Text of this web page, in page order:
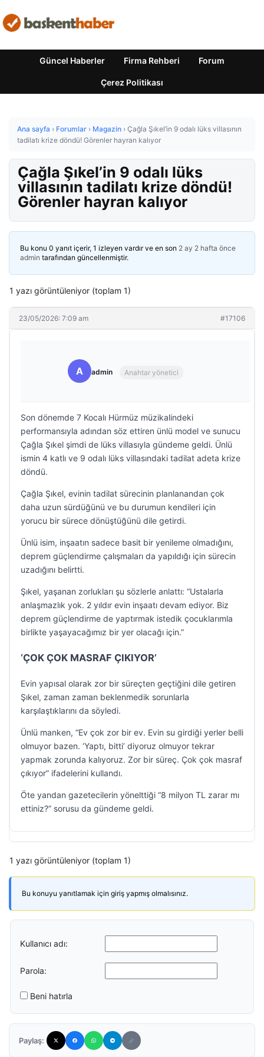
Güncel Haberler Firma Rehberi Forum
Çerez Politikası
Ana sayfa › Forumlar › Magazin › Çağla Şıkel’in 9 odalı lüks villasının
tadilatı krize döndü! Görenler hayran kalıyor
Çağla Şıkel’in 9 odalı lüks
villasının tadilatı krize döndü!
Görenler hayran kalıyor
Bu konu 0 yanıt içerir, 1 izleyen vardır ve en son 2 ay 2 hafta önce
admin tarafından güncellenmiştir.
1 yazı görüntüleniyor (toplam 1)
23/05/2026: 7:09 am #17106
A admin Anahtar yönetici
Son dönemde 7 Kocalı Hürmüz müzikalindeki
performansıyla adından söz ettiren ünlü model ve sunucu
Çağla Şıkel şimdi de lüks villasıyla gündeme geldi. Ünlü
ismin 4 katlı ve 9 odalı lüks villasındaki tadilat adeta krize
döndü.
Çağla Şıkel, evinin tadilat sürecinin planlanandan çok
daha uzun sürdüğünü ve bu durumun kendileri için
yorucu bir sürece dönüştüğünü dile getirdi.
Ünlü isim, inşaatın sadece basit bir yenileme olmadığını,
deprem güçlendirme çalışmaları da yapıldığı için sürecin
uzadığını belirtti.
Şıkel, yaşanan zorlukları şu sözlerle anlattı: “Ustalarla
anlaşmazlık yok. 2 yıldır evin inşaatı devam ediyor. Biz
deprem güçlendirme de yaptırmak istedik çocuklarımla
birlikte yaşayacağımız bir yer olacağı için.”
‘ÇOK ÇOK MASRAF ÇIKIYOR’
Evin yapısal olarak zor bir süreçten geçtiğini dile getiren
Şıkel, zaman zaman beklenmedik sorunlarla
karşılaştıklarını da söyledi.
Ünlü manken, “Ev çok zor bir ev. Evin su girdiği yerler belli
olmuyor bazen. ‘Yaptı, bitti’ diyoruz olmuyor tekrar
yapmak zorunda kalıyoruz. Zor bir süreç. Çok çok masraf
çıkıyor” ifadelerini kullandı.
Öte yandan gazetecilerin yönelttiği “8 milyon TL zarar mı
ettiniz?” sorusu da gündeme geldi.
1 yazı görüntüleniyor (toplam 1)
Bu konuyu yanıtlamak için giriş yapmış olmalısınız.
Kullanıcı adı:
Parola:
Beni hatırla
Paylaş: